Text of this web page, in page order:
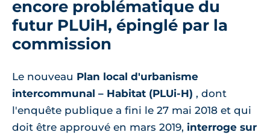
encore problématique du
futur PLUiH, épinglé par la
commission
Le nouveau Plan local d'urbanisme
intercommunal – Habitat (PLUi-H) , dont
l'enquête publique a fini le 27 mai 2018 et qui
doit être approuvé en mars 2019, interroge sur